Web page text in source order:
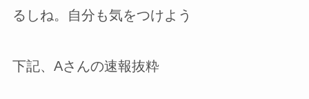
るしね。自分も気をつけよう
下記、Aさんの速報抜粋